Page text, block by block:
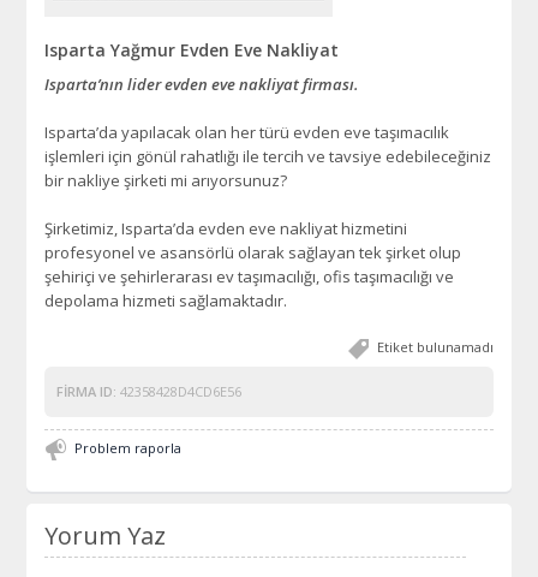
Isparta Yağmur Evden Eve Nakliyat
Isparta’nın lider evden eve nakliyat firması.
Isparta’da yapılacak olan her türü evden eve taşımacılık
işlemleri için gönül rahatlığı ile tercih ve tavsiye edebileceğiniz
bir nakliye şirketi mi arıyorsunuz?
Şirketimiz, Isparta’da evden eve nakliyat hizmetini
profesyonel ve asansörlü olarak sağlayan tek şirket olup
şehiriçi ve şehirlerarası ev taşımacılığı, ofis taşımacılığı ve
depolama hizmeti sağlamaktadır.
Etiket bulunamadı
FIRMA ID: 42358428D4CD6E56
Problem raporla
Yorum Yaz